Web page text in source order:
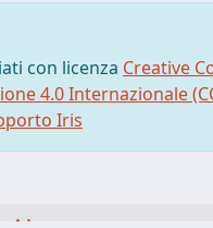
con licenza Creative
4.0 Internazionale
Iris